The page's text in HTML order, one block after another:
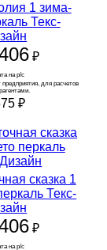
1 зима-
Текс-
₽
на р/с
предприятия, для расчетов
₽
сказка 1
Текс-
₽
на р/с